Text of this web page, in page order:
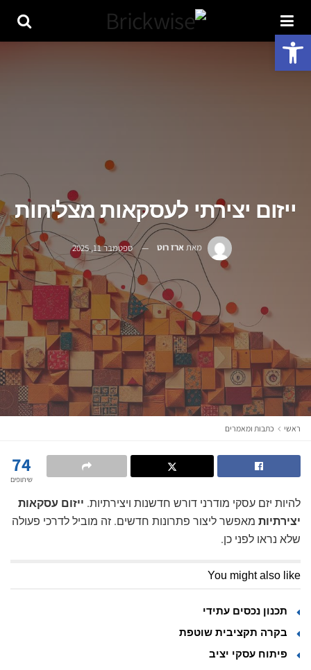
ייזום יצירתי לעסקאות מצליחות
מאת ארז רוט ספטמבר 11, 2025
ראשי כתבות ומאמרים
74
שיתופים
להיות יזם עסקי מודרני דורש חדשנות ויצירתיות. ייזום עסקאות
יצירתיות מאפשר ליצור פתרונות חדשים. זה מוביל לדרכי פעולה
שלא נראו לפני כן.
You might also like
תכנון נכסים עתידי
בקרה תקציבית שוטפת
פיתוח עסקי יציב
פתח סרגל נגישות